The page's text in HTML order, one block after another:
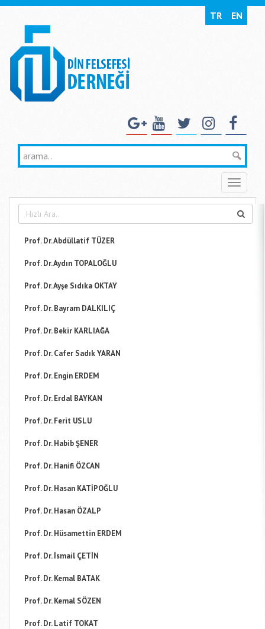
TR EN
Toggle
Prof. Dr. Abdüllatif TÜZER
Prof. Dr. Aydın TOPALOĞLU
Prof. Dr. Ayşe Sıdıka OKTAY
Prof. Dr. Bayram DALKILIÇ
Prof. Dr. Bekir KARLIAĞA
Prof. Dr. Cafer Sadık YARAN
Prof. Dr. Engin ERDEM
Prof. Dr. Erdal BAYKAN
Prof. Dr. Ferit USLU
Prof. Dr. Habib ŞENER
Prof. Dr. Hanifi ÖZCAN
Prof. Dr. Hasan KATİPOĞLU
Prof. Dr. Hasan ÖZALP
Prof. Dr. Hüsamettin ERDEM
Prof. Dr. İsmail ÇETİN
Prof. Dr. Kemal BATAK
Prof. Dr. Kemal SÖZEN
Prof. Dr. Latif TOKAT